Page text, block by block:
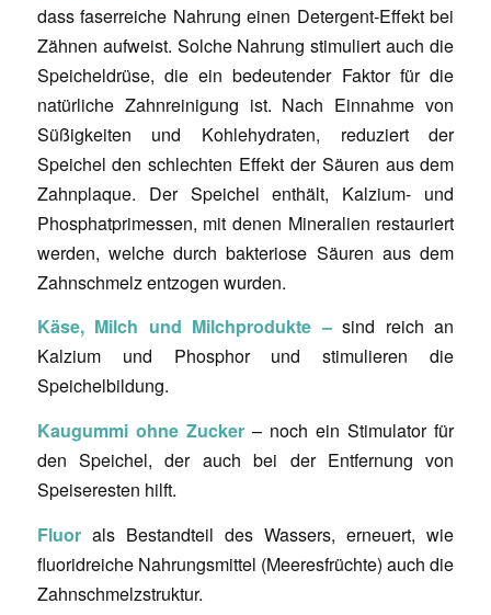
dass faserreiche Nahrung einen Detergent-Effekt bei
Zähnen aufweist. Solche Nahrung stimuliert auch die
Speicheldrüse, die ein bedeutender Faktor für die
natürliche Zahnreinigung ist. Nach Einnahme von
Süßigkeiten und Kohlehydraten, reduziert der
Speichel den schlechten Effekt der Säuren aus dem
Zahnplaque. Der Speichel enthält, Kalzium- und
Phosphatprimessen, mit denen Mineralien restauriert
werden, welche durch bakteriose Säuren aus dem
Zahnschmelz entzogen wurden.
Käse, Milch und Milchprodukte –sind reich an
Kalzium und Phosphor und stimulieren die
Speichelbildung.
Kaugummi ohne Zucker– noch ein Stimulator für
den Speichel, der auch bei der Entfernung von
Speiseresten hilft.
Fluorals Bestandteil des Wassers, erneuert, wie
fluoridreiche Nahrungsmittel (Meeresfrüchte) auch die
Zahnschmelzstruktur.